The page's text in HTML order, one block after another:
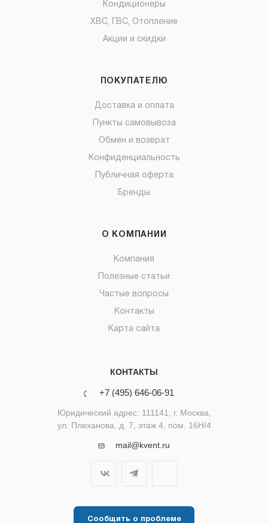
Кондиционеры
ХВС, ГВС, Отопление
Акции и скидки
ПОКУПАТЕЛЮ
Доставка и оплата
Пункты самовывоза
Обмен и возврат
Конфиденциальность
Публичная оферта
Бренды
О КОМПАНИИ
Компания
Полезные статьи
Частые вопросы
Контакты
Карта сайта
КОНТАКТЫ
+7 (495) 646-06-91
Юридический адрес: 111141, г. Москва,
ул. Плеханова, д. 7, этаж 4, пом. 16Н/4
mail@kvent.ru
Сообщить о проблеме